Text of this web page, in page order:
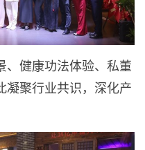
、健康功法体验、私董
凝聚行业共识，深化产